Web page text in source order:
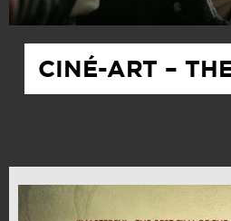
CINÉ-ART –